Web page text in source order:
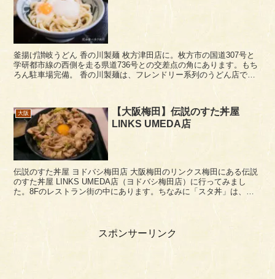
釜揚げ讃岐うどん 香の川製麺 枚方津田店に。枚方市の国道307号と
学研都市線の西側を走る県道736号との交差点の角にあります。もち
ろん駐車場完備。 香の川製麺は、フレンドリー系列のうどん店で、
大阪
【大阪梅田】伝説のすた丼屋
LINKS UMEDA店
伝説のすた丼屋 ヨドバシ梅田店 大阪梅田のリンクス梅田にある伝説
のすた丼屋 LINKS UMEDA店（ヨドバシ梅田店）に行ってみまし
た。8Fのレストラン街の中にあります。ちなみに「スタ丼」は、豚
スポンサーリンク